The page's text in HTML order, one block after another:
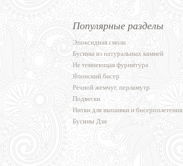
Популярные разделы
Эпоксидная смола
Бусины из натуральных камней
Не темнеющая фурнитура
Японский бисер
Речной жемчуг, перламутр
Подвески
Нитки для вышивки и бисероплетения
Бусины Дзи